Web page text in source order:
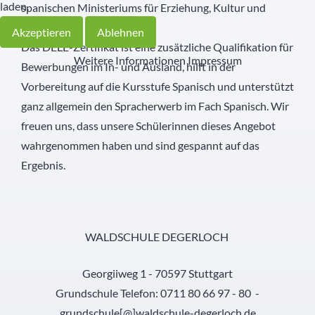
spanischen Ministeriums für Erziehung, Kultur und
Sport.
Das DELE-Zertifikat ist eine zusätzliche Qualifikation für
Bewerbungen im In- und Ausland, hilft in der
Vorbereitung auf die Kursstufe Spanisch und unterstützt
ganz allgemein den Spracherwerb im Fach Spanisch. Wir
freuen uns, dass unsere Schülerinnen dieses Angebot
wahrgenommen haben und sind gespannt auf das
Ergebnis.
WALDSCHULE DEGERLOCH
Georgiiweg 1 - 70597 Stuttgart
Grundschule Telefon: 0711 80 66 97 - 80 -
laden.
Akzeptieren
Ablehnen
Weitere InformationenImpressum